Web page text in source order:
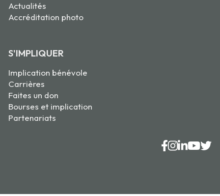
Actualités
Accréditation photo
S'IMPLIQUER
Implication bénévole
Carrières
Faites un don
Bourses et implication
Partenariats